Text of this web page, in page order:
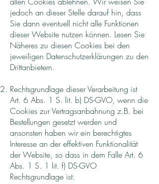
jedoch an dieser Stelle darauf hin, dass
Sie dann eventuell nicht alle Funktionen
dieser Website nutzen können. Lesen Sie
Näheres zu diesen Cookies bei den
jeweiligen Datenschutzerklärungen zu den
Drittanbietern.
Rechtsgrundlage dieser Verarbeitung ist
Art. 6 Abs. 1 S. lit. b) DS-GVO, wenn die
Cookies zur Vertragsanbahnung z.B. bei
Bestellungen gesetzt werden und
ansonsten haben wir ein berechtigtes
Interesse an der effektiven Funktionalität
der Website, so dass in dem Falle Art. 6
Abs. 1 S. 1 lit. f) DS-GVO
Rechtsgrundlage ist.